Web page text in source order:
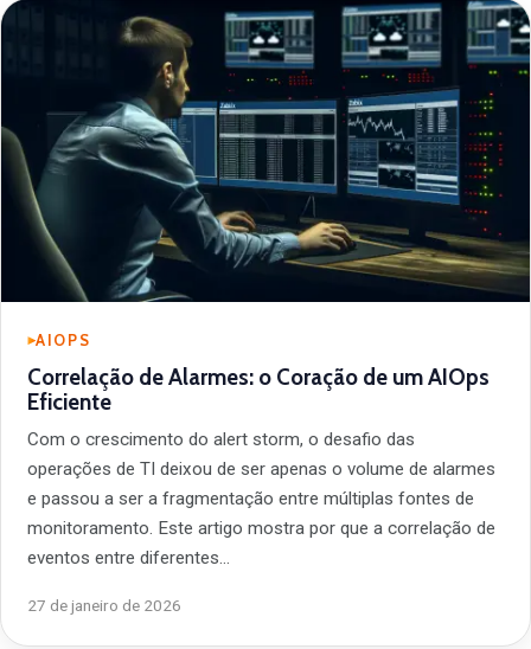
AIOPS
Correlação de Alarmes: o Coração de um AIOps
Eficiente
Com o crescimento do alert storm, o desafio das
operações de TI deixou de ser apenas o volume de alarmes
e passou a ser a fragmentação entre múltiplas fontes de
monitoramento. Este artigo mostra por que a correlação de
eventos entre diferentes…
27 de janeiro de 2026